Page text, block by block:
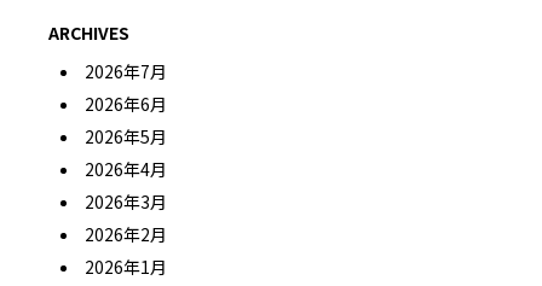
ARCHIVES
2026年7月
2026年6月
2026年5月
2026年4月
2026年3月
2026年2月
2026年1月